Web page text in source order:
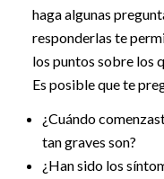
haga algunas
responderlas te
los puntos sobre los
Es posible que te
¿Cuándo
tan graves son?
¿Han sido los